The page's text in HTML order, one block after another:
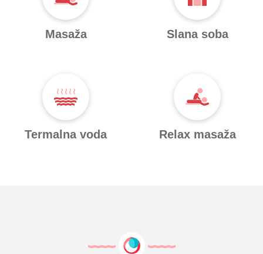
Masaža Slana soba
Termalna voda Relax masaža